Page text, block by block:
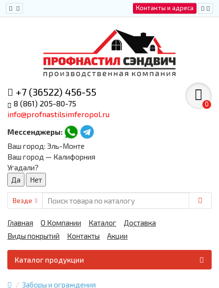
Контакты и адреса
+7 (36522) 456-55
8 (861) 205-80-75
info@profnastilsimferopol.ru
Мессенджеры:
0
Ваш город: Эль-Монте
Ваш город — Калифорния
Угадали?
Везде
Главная О Компании Каталог
Доставка
Виды покрытий
Контакты Акции
Каталог продукции
Заборы и ограждения